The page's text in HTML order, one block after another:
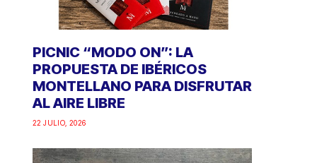
PICNIC “MODO ON”: LA
PROPUESTA DE IBÉRICOS
MONTELLANO PARA DISFRUTAR
AL AIRE LIBRE
22 JULIO, 2026